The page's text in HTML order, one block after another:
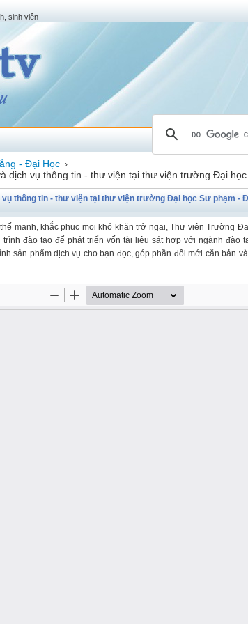
sinh viên
- Đại Học ›
dịch vụ thông tin - thư viện tại thư viện trường Đại
vụ thông tin - thư viện tại thư viện trường Đại học Sư phạm -
mạnh, khắc phục mọi khó khăn trở ngại, Thư viện Trường
đào tạo để phát triển vốn tài liệu sát hợp với ngành đào
sản phẩm dịch vụ cho bạn đọc, góp phần đổi mới căn bản